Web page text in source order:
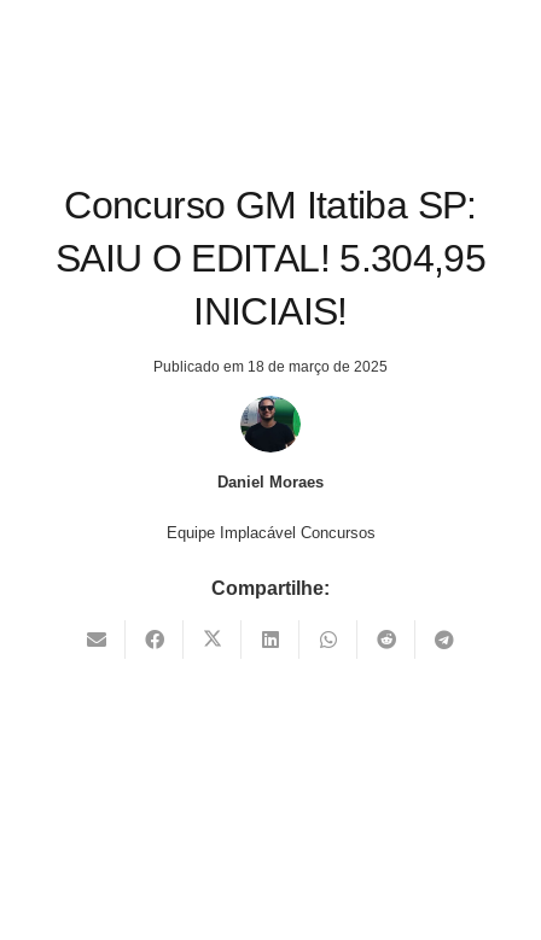
Concurso GM Itatiba SP:
SAIU O EDITAL! 5.304,95
INICIAIS!
Publicado em 18 de março de 2025
Daniel Moraes
Equipe Implacável Concursos
Compartilhe: